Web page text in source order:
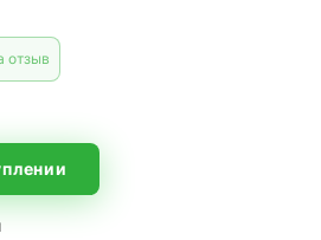
отзыв